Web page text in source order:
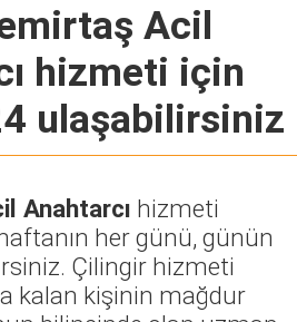
Acil
hizmeti için
ulaşabilirsiniz
Anahtarcı hizmeti
her günü, günün
Çilingir hizmeti
kalan kişinin mağdur